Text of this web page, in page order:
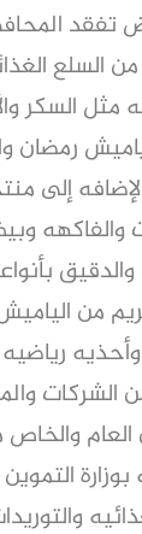
تفقد
السلع
مثل السكر
رمضان
إلى
والفاكهه
والدقيق
من
وأحذيه
العام